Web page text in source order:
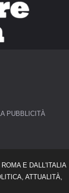
PUBBLICITÀ
E DALL'ITALIA
ATTUALITÀ,